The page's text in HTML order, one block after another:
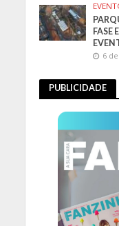
FASE
6
PUBLICIDADE